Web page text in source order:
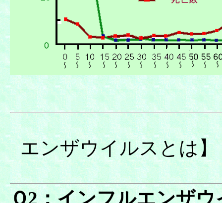
【イ
エンザウイルス
Ｑ2：インフルエンザ